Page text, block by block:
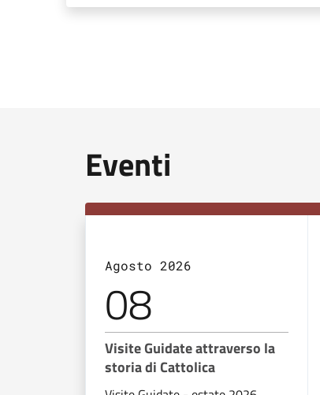
Eventi
Agosto 2026
08
Visite Guidate attraverso la
storia di Cattolica